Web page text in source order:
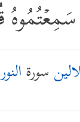
سورةالنور